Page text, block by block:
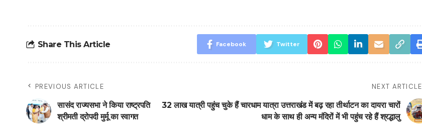
Share This Article Facebook Twitter
PREVIOUS ARTICLE
सासंद राज्यसभा ने किया राष्ट्रपति
श्रीमती द्रोपदी मुर्मू का स्वागत
NEXT ARTICLE
32 लाख यात्री पहुंच चुके हैं चारधाम यात्रा उत्तराखंड में बढ़ रहा तीर्थाटन का दायरा चारों
धाम के साथ ही अन्य मंदिरों में भी पहुंच रहे हैं श्रद्धालु